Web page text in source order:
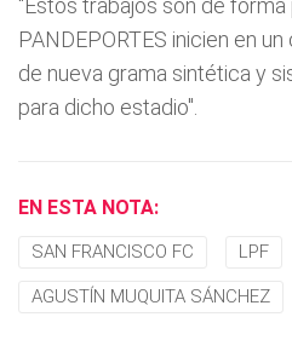
"Estos trabajos son de forma
PANDEPORTES inicien en
de nueva grama sintética y
para dicho estadio".
EN ESTA NOTA:
SAN FRANCISCO FC LPF
AGUSTÍN MUQUITA SÁNCHEZ